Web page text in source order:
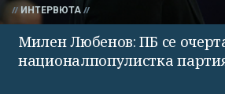
ИНТЕРВЮТА
Милен Любенов: ПБ се
националпопулистка